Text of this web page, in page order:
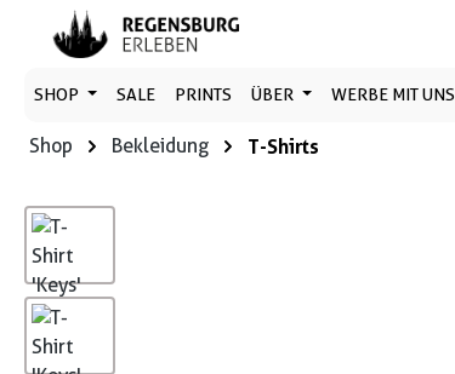
Hauptinhalt springen
Zur Suche springen
Zur Hauptnavigation springen
SHOP SALE PRINTS ÜBER WERBE MIT UNS
Shop Bekleidung T-Shirts
Bildergalerie überspringen